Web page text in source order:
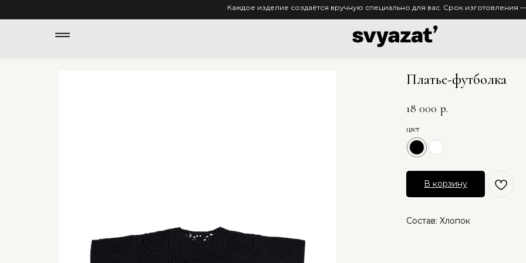
Каждое изделие создаётся вручную специально для вас. Срок изготовления —
Платье-футболка
18 000 р.
цвет
В корзину
Состав: Хлопок